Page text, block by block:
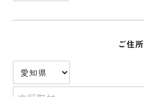
ご住所